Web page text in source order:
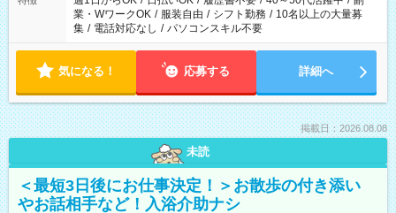
業・WワークOK / 服装自由 / シフト勤務 / 10名以上の大量募
集 / 電話対応なし / パソコンスキル不要
気になる！ 応募する 詳細へ
掲載日：2026.08.08
未読
＜最短3日後にお仕事決定！＞お散歩の付き添い
やお話相手など！入浴介助ナシ